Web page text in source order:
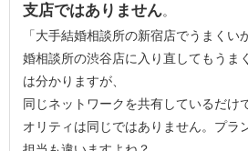
支店ではありません。
「大手結婚相談所の新宿店でうまく
婚相談所の渋谷店に入り直してもうま
は分かりますが、
同じネットワークを共有しているだけ
オリティは同じではありません。プラ